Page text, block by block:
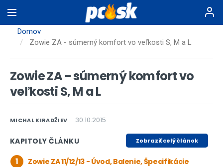
na
hlavnýDomov
Zowie ZA - súmerný komfort vo veľkosti S, M a L
Zowie ZA - súmerný komfort vo
veľkosti S, M a L
MICHAL KIRADŽIEV 30.10.2015
KAPITOLY ČLÁNKU Zobraziť celý článok
1 Zowie ZA 11/12/13 - Úvod, Balenie, Špecifikácie